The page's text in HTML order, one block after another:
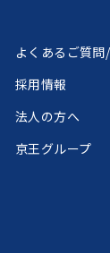
よくあるご質問
採用情報
法人の方へ
京王グループ